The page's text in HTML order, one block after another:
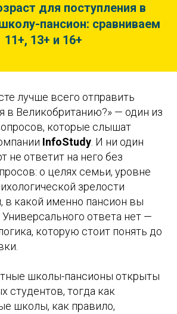
для поступления в
пансион: сравниваем
11+, 13+ и 16+
лучше всего отправить
в Великобританию?» — один из
которые слышат
InfoStudy . И ни один
не ответит на него без
о целях семьи, уровне
зрелости
в какой именно пансион вы
Универсального ответа нет —
которую стоит понять до
школы-пансионы открыты
студентов, тогда как
школы, как правило,